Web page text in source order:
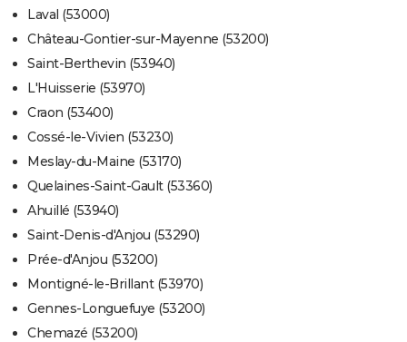
Laval (53000)
Château-Gontier-sur-Mayenne (53200)
Saint-Berthevin (53940)
L'Huisserie (53970)
Craon (53400)
Cossé-le-Vivien (53230)
Meslay-du-Maine (53170)
Quelaines-Saint-Gault (53360)
Ahuillé (53940)
Saint-Denis-d'Anjou (53290)
Prée-d'Anjou (53200)
Montigné-le-Brillant (53970)
Gennes-Longuefuye (53200)
Chemazé (53200)